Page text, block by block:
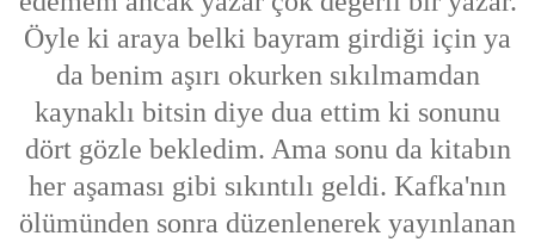
Öyle ki araya belki bayram girdiği için ya
da benim aşırı okurken sıkılmamdan
kaynaklı bitsin diye dua ettim ki sonunu
dört gözle bekledim. Ama sonu da kitabın
her aşaması gibi sıkıntılı geldi. Kafka'nın
ölümünden sonra düzenlenerek yayınlanan